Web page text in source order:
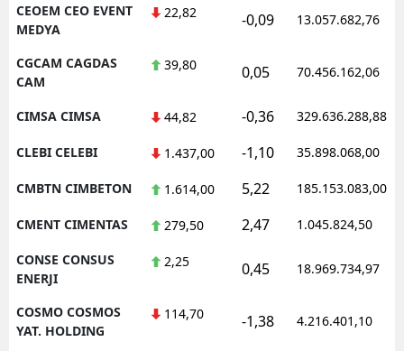
CEOEM CEO EVENT
MEDYA
22,82 -0,09 13.057.682,76
CGCAM CAGDAS
CAM
39,80 0,05 70.456.162,06
CIMSA CIMSA 44,82 -0,36 329.636.288,88
CLEBI CELEBI 1.437,00 -1,10 35.898.068,00
CMBTN CIMBETON 1.614,00 5,22 185.153.083,00
CMENT CIMENTAS 279,50 2,47 1.045.824,50
CONSE CONSUS
ENERJI
2,25 0,45 18.969.734,97
COSMO COSMOS
YAT. HOLDING
114,70 -1,38 4.216.401,10